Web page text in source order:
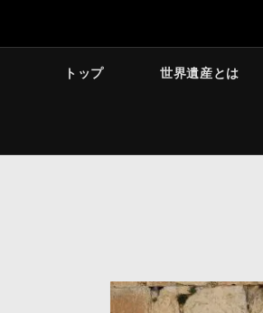
トップ 世界遺産とは